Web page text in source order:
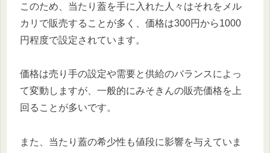
このため、当たり蓋を手に入れた人々はそれをメル
カリで販売することが多く、価格は300円から1000
円程度で設定されています。
価格は売り手の設定や需要と供給のバランスによっ
て変動しますが、一般的にみそきんの販売価格を上
回ることが多いです。
また、当たり蓋の希少性も値段に影響を与えていま